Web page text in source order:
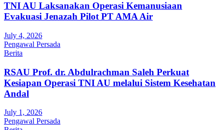
TNI AU Laksanakan Operasi Kemanusiaan
Evakuasi Jenazah Pilot PT AMA Air
July 4, 2026
Pengawal Persada
Berita
RSAU Prof. dr. Abdulrachman Saleh Perkuat
Kesiapan Operasi TNI AU melalui Sistem Kesehatan
Andal
July 1, 2026
Pengawal Persada